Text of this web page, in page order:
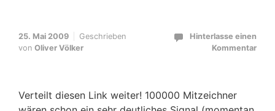
25. Mai 2009
Geschrieben
von Oliver Völker
Hinterlasse einen
Kommentar
Verteilt diesen Link weiter! 100000 Mitzeichner